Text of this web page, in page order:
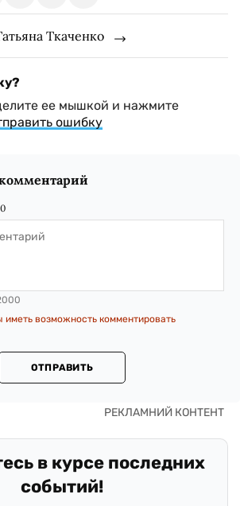
Ткаченко
ее мышкой и нажмите
ошибку
0
иметь возможность комментировать
ОТПРАВИТЬ
в курсе последних
событий!